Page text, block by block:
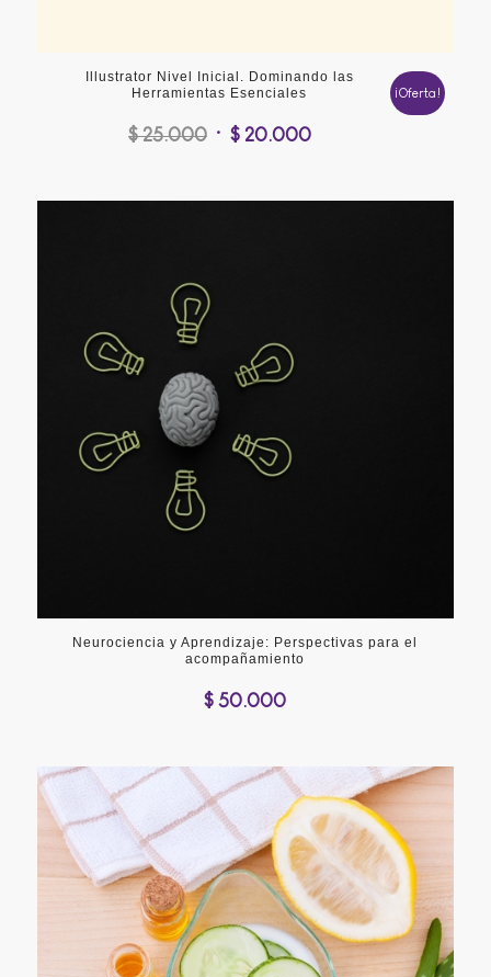
Illustrator Nivel Inicial. Dominando las
Herramientas Esenciales
$25.000 El
precio
$ 25.000.
$20.000El
precio
¡Oferta!
Neurociencia y Aprendizaje: Perspectivas para el
acompañamiento
$ 50.000